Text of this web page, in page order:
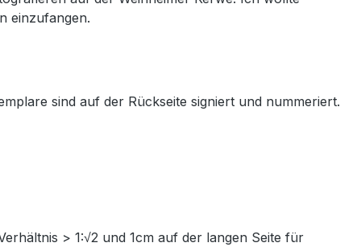
einzufangen.
sind auf der Rückseite signiert und nummeriert.
> 1:√2 und 1cm auf der langen Seite für